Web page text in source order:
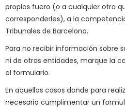
propios fuero (o a cualquier otro
corresponderles), a la
Tribunales de Barcelona.
Para no recibir información sobre
ni de otras entidades, marque la
el formulario.
En aquellos casos donde para
necesario cumplimentar un